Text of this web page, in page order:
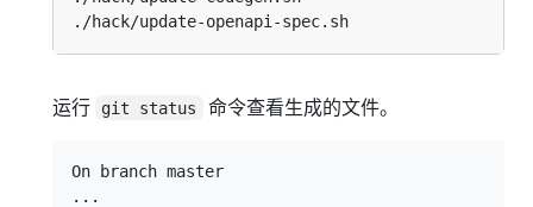
运行 git status 命令查看生成的文件。
On branch master
...